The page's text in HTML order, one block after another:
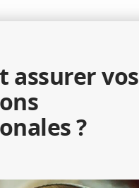
assurer vos
?